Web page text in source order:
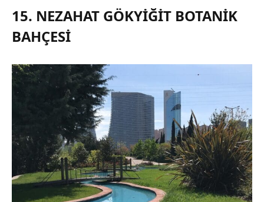
15. NEZAHAT GÖKYIĞIT BOTANIK
BAHÇESI